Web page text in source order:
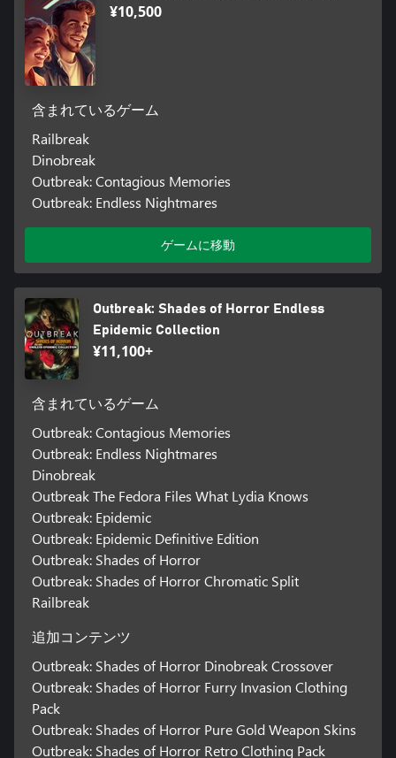
¥10,500
含まれているゲーム
Railbreak
Dinobreak
Outbreak: Contagious Memories
Outbreak: Endless Nightmares
ゲームに移動
Outbreak: Shades of Horror Endless
Epidemic Collection
¥11,100+
含まれているゲーム
Outbreak: Contagious Memories
Outbreak: Endless Nightmares
Dinobreak
Outbreak The Fedora Files What Lydia Knows
Outbreak: Epidemic
Outbreak: Epidemic Definitive Edition
Outbreak: Shades of Horror
Outbreak: Shades of Horror Chromatic Split
Railbreak
追加コンテンツ
Outbreak: Shades of Horror Dinobreak Crossover
Outbreak: Shades of Horror Furry Invasion Clothing
Pack
Outbreak: Shades of Horror Pure Gold Weapon Skins
Outbreak: Shades of Horror Retro Clothing Pack